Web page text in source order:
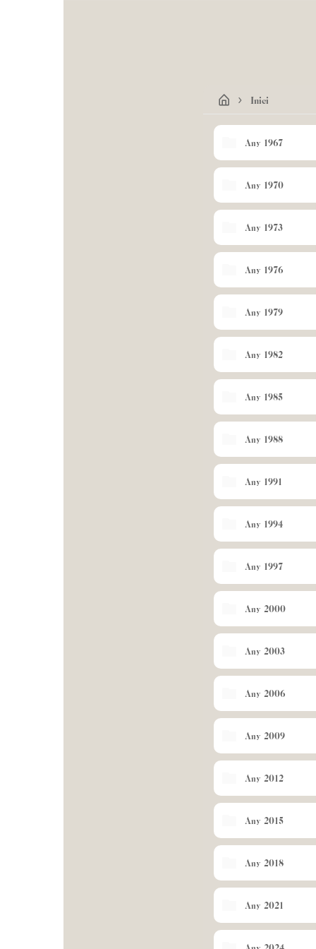
Inici
Any 1967
Any 1970
Any 1973
Any 1976
Any 1979
Any 1982
Any 1985
Any 1988
Any 1991
Any 1994
Any 1997
Any 2000
Any 2003
Any 2006
Any 2009
Any 2012
Any 2015
Any 2018
Any 2021